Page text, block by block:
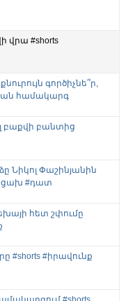
վրա #shorts
գործիչնե՞ր,
համակարգ
բաքվի բանտից
Նիկոլ Փաշինյանին
#դատ
հետ շփումը
#shorts #իրավունք